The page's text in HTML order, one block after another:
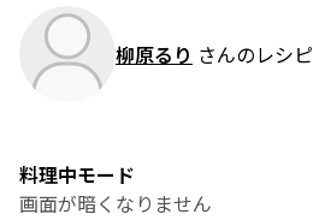
柳原るり さんのレシピ
料理中モード
画面が暗くなりません